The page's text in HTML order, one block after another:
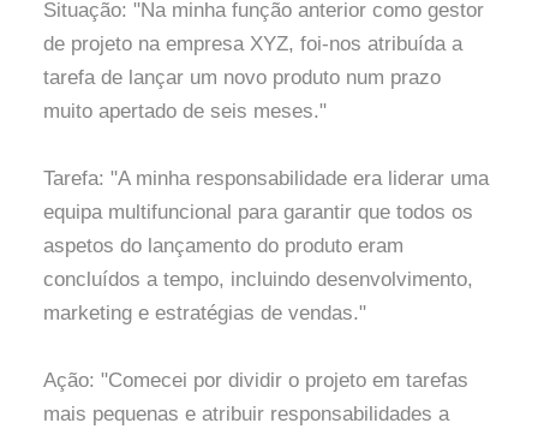
Situação: "Na minha função anterior como gestor
de projeto na empresa XYZ, foi-nos atribuída a
tarefa de lançar um novo produto num prazo
muito apertado de seis meses."
Tarefa: "A minha responsabilidade era liderar uma
equipa multifuncional para garantir que todos os
aspetos do lançamento do produto eram
concluídos a tempo, incluindo desenvolvimento,
marketing e estratégias de vendas."
Ação: "Comecei por dividir o projeto em tarefas
mais pequenas e atribuir responsabilidades a